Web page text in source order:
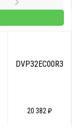
DVP32EC00R3
20 382 ₽